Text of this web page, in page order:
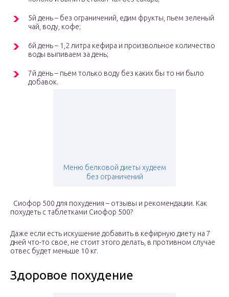
5й день – без ограничений, едим фрукты, пьем зеленый
чай, воду, кофе;
6й день – 1,2 литра кефира и произвольное количество
воды выпиваем за день;
7й день – пьем только воду без каких бы то ни было
добавок.
Меню белковой диеты худеем
без ограничений
Сиофор 500 для похудения – отзывы и рекомендации. Как
похудеть с таблетками Сиофор 500?
Даже если есть искушение добавить в кефирную диету на 7
дней что-то свое, не стоит этого делать, в противном случае
отвес будет меньше 10 кг.
Здоровое похудение